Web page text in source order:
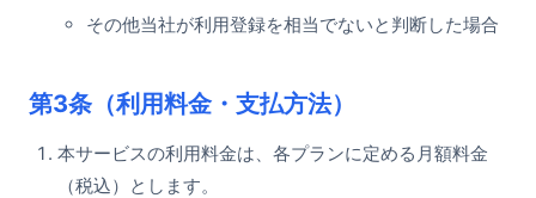
その他当社が利用登録を相当でないと判断した場合
第3条（利用料金・支払方法）
本サービスの利用料金は、各プランに定める月額料金
（税込）とします。